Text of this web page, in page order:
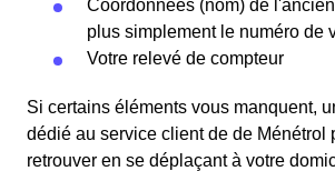
Coordonnées (nom) de
plus simplement le numéro de
Votre relevé de compteur
Si certains éléments vous manquent,
dédié au service client de de Ménétrol
retrouver en se déplaçant à votre